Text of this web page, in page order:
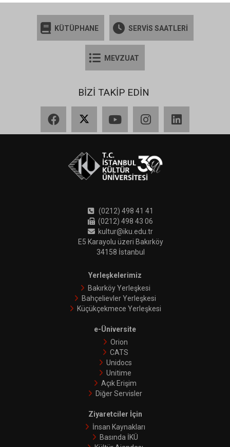
KÜTÜPHANE SERVİS SAATLERİ
MEVZUAT
BİZİ TAKİP EDİN
(0212) 498 41 41
(0212) 498 43 06
kultur@iku.edu.tr
E5 Karayolu üzeri Bakırköy
34158 İstanbul
Yerleşkelerimiz
Bakırköy Yerleşkesi
Bahçelievler Yerleşkesi
Küçükçekmece Yerleşkesi
e-Üniversite
Orion
CATS
Unidocs
Unitime
Açık Erişim
Diğer Servisler
Ziyaretciler İçin
İnsan Kaynakları
Basında İKÜ